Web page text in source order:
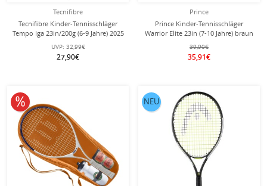
Tecnifibre
Tecnifibre Kinder-Tennisschläger
Tempo Iga 23in/200g (6-9 Jahre) 2025
weiss/violett - besaitet -
UVP: 32,99€
27,90€
Prince
Prince Kinder-Tennisschläger
Warrior Elite 23in (7-10 Jahre) braun
- besaitet -
39,90€
35,91€
10% reduziert NEU